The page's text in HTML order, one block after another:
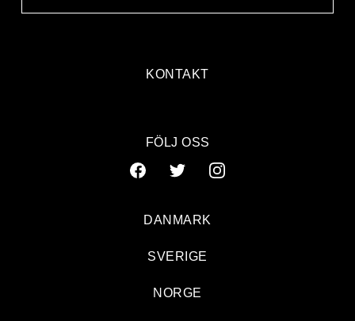
KONTAKT
FÖLJ OSS
DANMARK
SVERIGE
NORGE